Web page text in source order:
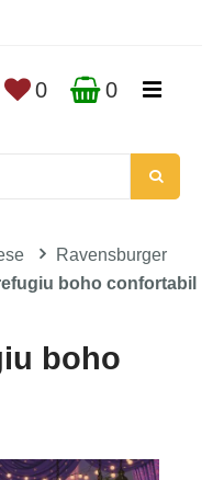
0 0
Ravensburger
boho confortabil
boho